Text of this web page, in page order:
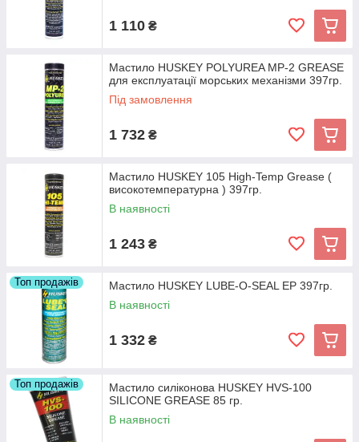
1 110 ₴
Мастило HUSKEY POLYUREA MP-2 GREASE
для експлуатації морських механізми 397гр.
Під замовлення
1 732 ₴
Мастило HUSKEY 105 High-Temp Grease (
високотемпературна ) 397гр.
В наявності
1 243 ₴
Топ продажів
Мастило HUSKEY LUBE-O-SEAL EP 397гр.
В наявності
1 332 ₴
Топ продажів
Мастило силіконова HUSKEY HVS-100
SILICONE GREASE 85 гр.
В наявності